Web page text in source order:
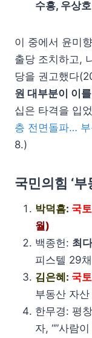
수흥, 우상호
이 중에서 윤미
출당 조치하고,
당을 권고했다
원 대부분이 이
십은 타격을 입
층 전면돌파… 부
8.)
국민의힘 ‘
박덕흠: 국
월)
백종헌: 최
피스텔 29
김은혜: 국
부동산 자산
한무경: 평
자, “”사람